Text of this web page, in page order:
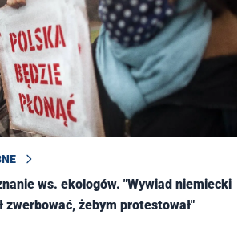
ws. ekologów. "Wywiad niemiecki
zwerbować, żebym protestował"